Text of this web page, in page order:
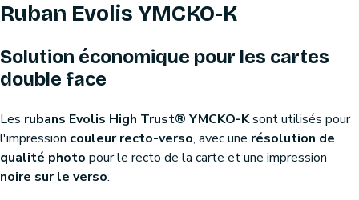
Ruban Evolis YMCKO-K
Solution économique pour les cartes
double face
Les rubans Evolis High Trust® YMCKO-Ksont utilisés pour
l'impression couleur recto-verso, avec une résolution de
qualité photo pour le recto de la carte et une impression
noire sur le verso.